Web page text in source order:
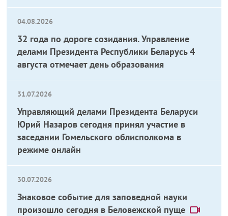
04.08.2026
32 года по дороге созидания. Управление
делами Президента Республики Беларусь 4
августа отмечает день образования
31.07.2026
Управляющий делами Президента Беларуси
Юрий Назаров сегодня принял участие в
заседании Гомельского облисполкома в
режиме онлайн
30.07.2026
Знаковое событие для заповедной науки
произошло сегодня в Беловежской пуще